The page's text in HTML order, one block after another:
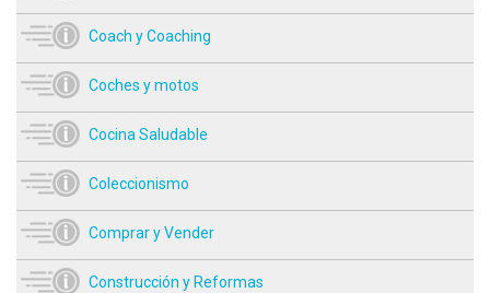
Coach y Coaching
Coches y motos
Cocina Saludable
Coleccionismo
Comprar y Vender
Construcción y Reformas